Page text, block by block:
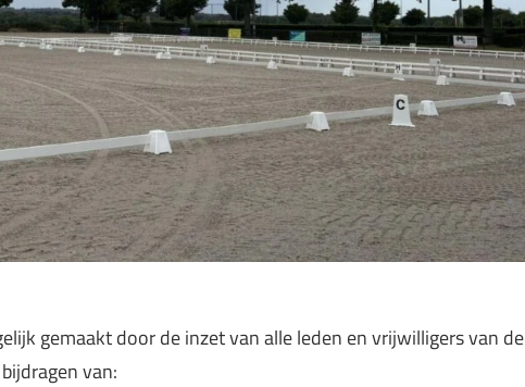
gemaakt door de inzet van alle leden en vrijwilligers van de
van: